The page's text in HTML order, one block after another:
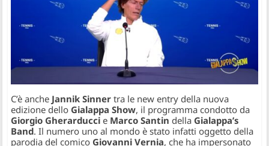
C’è anche Jannik Sinner tra le new entry della nuova
edizione dello Gialappa Show, il programma condotto da
Giorgio Gherarducci e Marco Santin della Gialappa’s
Band. Il numero uno al mondo è stato infatti oggetto della
parodia del comico Giovanni Vernia, che ha impersonato